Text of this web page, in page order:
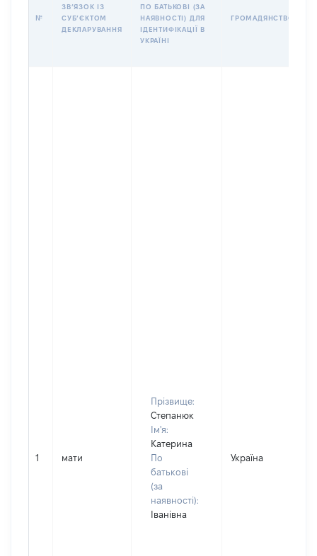
№
ЗВʼЯЗОК ІЗ
СУБʼЄКТОМ
ДЕКЛАРУВАННЯ
ПО БАТЬКОВІ (ЗА
НАЯВНОСТІ) ДЛЯ
ІДЕНТИФІКАЦІЇ В
УКРАЇНІ
ГРОМАДЯНСТВО
1 мати
Прізвище:
Степанюк
Ім'я:
Катерина
По
батькові
(за
наявності):
Іванівна
Україна